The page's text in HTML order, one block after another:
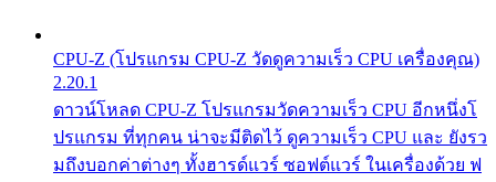
CPU-Z (โปรแกรม CPU-Z วัดดูความเร็ว CPU เครื่องคุณ)
2.20.1
ดาวน์โหลด CPU-Z โปรแกรมวัดความเร็ว CPU อีกหนึ่งโ
ปรแกรม ที่ทุกคน น่าจะมีติดไว้ ดูความเร็ว CPU และ ยังรว
มถึงบอกค่าต่างๆ ทั้งฮารด์แวร์ ซอฟต์แวร์ ในเครื่องด้วย ฟ